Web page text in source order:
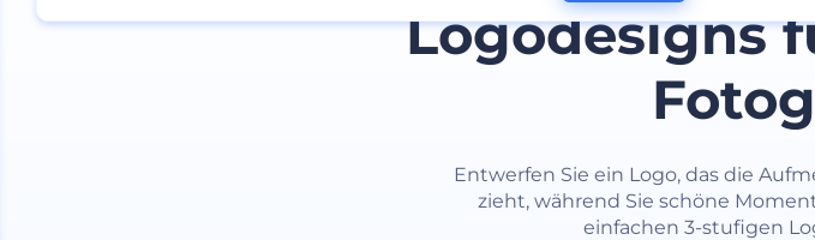
Logodesigns
Entwerfen Sie ein Logo, das die
zieht, während Sie schöne
einfachen 3-stufigen